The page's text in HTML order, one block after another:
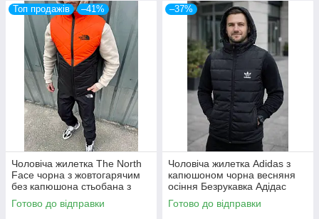
Топ продажів –41%
Чоловіча жилетка The North
Face чорна з жовтогарячим
без капюшона стьобана з
плащової тканини Безрукавка
Зе Норт Фейс
Готово до відправки
–37%
Чоловіча жилетка Adidas з
капюшоном чорна весняня
осіння Безрукавка Адідас
Готово до відправки